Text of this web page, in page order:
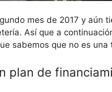
mes de 2017 y aún
Así que a
sabemos que no es una
plan de